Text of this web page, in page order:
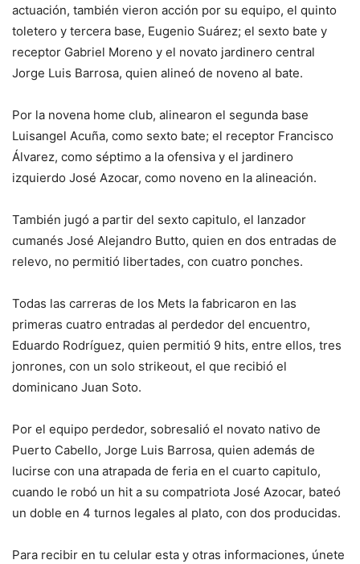
actuación, también vieron acción por su equipo, el quinto
toletero y tercera base, Eugenio Suárez; el sexto bate y
receptor Gabriel Moreno y el novato jardinero central
Jorge Luis Barrosa, quien alineó de noveno al bate.
Por la novena home club, alinearon el segunda base
Luisangel Acuña, como sexto bate; el receptor Francisco
Álvarez, como séptimo a la ofensiva y el jardinero
izquierdo José Azocar, como noveno en la alineación.
También jugó a partir del sexto capitulo, el lanzador
cumanés José Alejandro Butto, quien en dos entradas de
relevo, no permitió libertades, con cuatro ponches.
Todas las carreras de los Mets la fabricaron en las
primeras cuatro entradas al perdedor del encuentro,
Eduardo Rodríguez, quien permitió 9 hits, entre ellos, tres
jonrones, con un solo strikeout, el que recibió el
dominicano Juan Soto.
Por el equipo perdedor, sobresalió el novato nativo de
Puerto Cabello, Jorge Luis Barrosa, quien además de
lucirse con una atrapada de feria en el cuarto capitulo,
cuando le robó un hit a su compatriota José Azocar, bateó
un doble en 4 turnos legales al plato, con dos producidas.
Para recibir en tu celular esta y otras informaciones, únete